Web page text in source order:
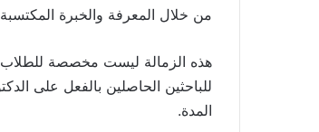
من خلال المعرفة والخبرة
هذه الزمالة ليست مخصصة للطلاب
للباحثين الحاصلين بالفعل على
المدة.